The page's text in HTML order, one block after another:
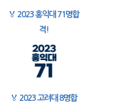
🏅 2023 홍익대 71명합
격!
🏅 2023 고려대 8명합